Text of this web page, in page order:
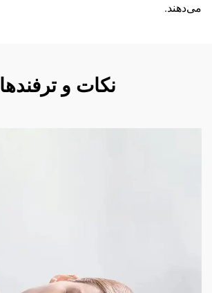
می‌دهند.
نکات و ترفندها